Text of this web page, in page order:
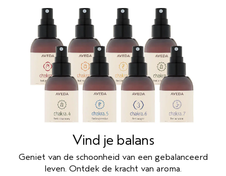
Vind je balans
Geniet van de schoonheid van een gebalanceerd
leven. Ontdek de kracht van aroma.